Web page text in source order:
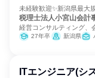
未経験歓迎✨新潟県最大
税理士法人小宮山会計
経営コンサルティング、
27年卒 新潟県
ITエンジニア(シ